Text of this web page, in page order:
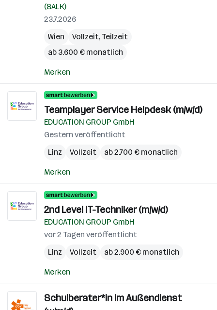
(SALK)
23.7.2026
Wien
Vollzeit, Teilzeit
ab 3.600 € monatlich
Merken
Teamplayer Service Helpdesk (m/w/d)
EDUCATION GROUP GmbH
Gestern veröffentlicht
Linz
Vollzeit ab 2.700 € monatlich
Merken
2nd Level IT-Techniker (m/w/d)
EDUCATION GROUP GmbH
vor 2 Tagen veröffentlicht
Linz
Vollzeit ab 2.900 € monatlich
Merken
Schulberater*in im Außendienst